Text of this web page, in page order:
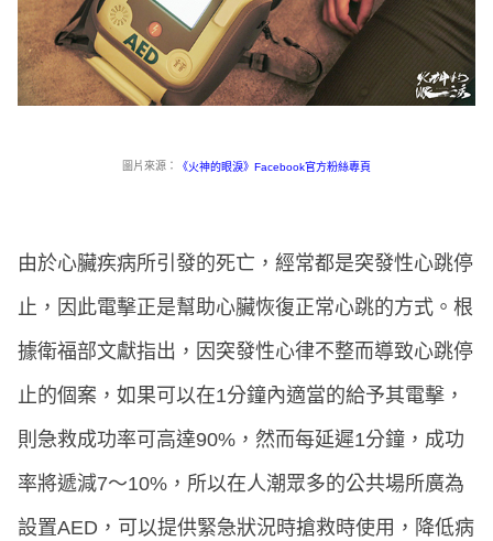
圖片來源： 《火神的眼淚》Facebook官方粉絲專頁
由於心臟疾病所引發的死亡，經常都是突發性心跳停
止，因此電擊正是幫助心臟恢復正常心跳的方式。根
據衛福部文獻指出，因突發性心律不整而導致心跳停
止的個案，如果可以在1分鐘內適當的給予其電擊，
則急救成功率可高達90%，然而每延遲1分鐘，成功
率將遞減7～10%，所以在人潮眾多的公共場所廣為
設置AED，可以提供緊急狀況時搶救時使用，降低病